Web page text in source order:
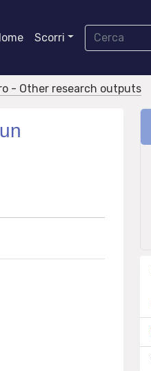
Scorri
- Other research outputs